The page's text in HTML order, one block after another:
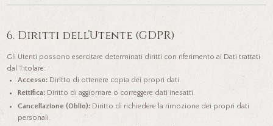
6. Diritti dell’Utente (GDPR)
Gli Utenti possono esercitare determinati diritti con riferimento ai Dati trattati
dal Titolare:
Accesso: Diritto di ottenere copia dei propri dati.
Rettifica: Diritto di aggiornare o correggere dati inesatti.
Cancellazione (Oblio): Diritto di richiedere la rimozione dei propri dati
personali.